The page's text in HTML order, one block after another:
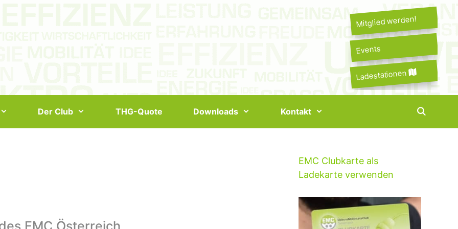
Mitglied werden!
Events
Ladestationen
Der Club THG-Quote Downloads Kontakt
EMC Österreich
EMC Clubkarte als
Ladekarte verwenden